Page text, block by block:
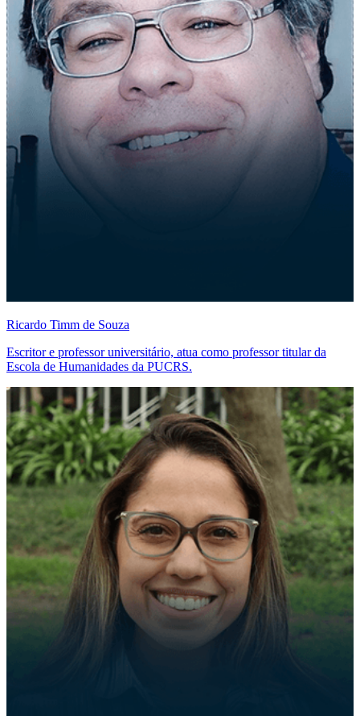
Ricardo Timm de Souza
Escritor e professor universitário, atua como professor titular da
Escola de Humanidades da PUCRS.